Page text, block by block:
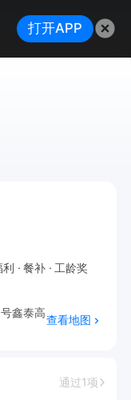
利 餐补
工龄奖
鑫泰高
查看地图
通过1项
打开APP